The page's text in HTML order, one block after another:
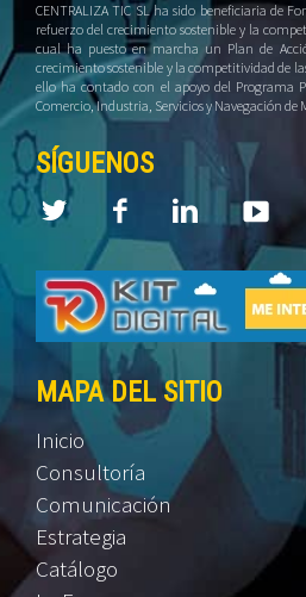
CENTRALIZA TIC SL ha sido beneficiaria de
refuerzo del crecimiento sostenible y la
cual ha puesto en marcha un Plan de
crecimiento sostenible y la competitividad de
ello ha contado con el apoyo del Programa
Comercio, Industria, Servicios y Navegación de
SÍGUENOS
MAPA DEL SITIO
Inicio
Consultoría
Comunicación
Estrategia
Catálogo